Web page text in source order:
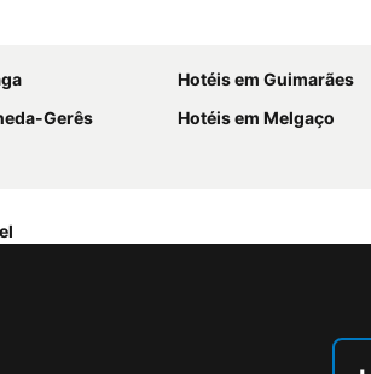
Hotéis em Guimarães
Gerês
Hotéis em Melgaço